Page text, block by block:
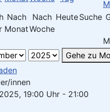
Nach
Monat
Nach
Woche
HeuteSuche
Gehe zu
innen
19:00 Uhr - 21:00